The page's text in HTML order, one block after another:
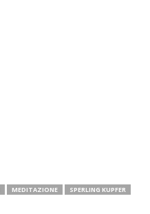
MEDITAZIONE
SPERLING KUPFER